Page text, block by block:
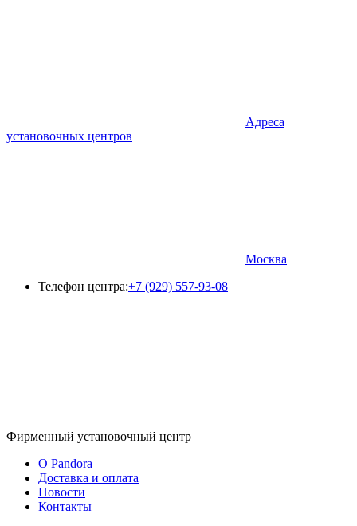
Адреса
установочных центров
Москва
Телефон центра:+7 (929) 557-93-08
Фирменный установочный центр
O Pandora
Доставка и оплата
Новости
Контакты